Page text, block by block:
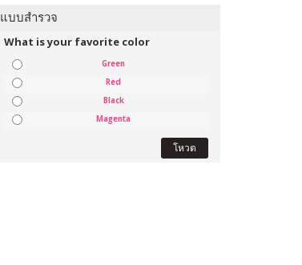
แบบสำรวจ
What is your favorite color
Green
Red
Black
Magenta
โหวต